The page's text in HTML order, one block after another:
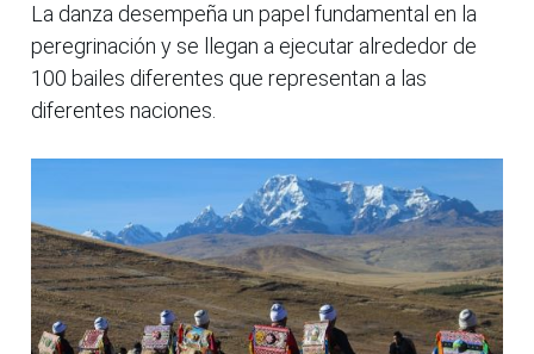
La danza desempeña un papel fundamental en la
peregrinación y se llegan a ejecutar alrededor de
100 bailes diferentes que representan a las
diferentes naciones.